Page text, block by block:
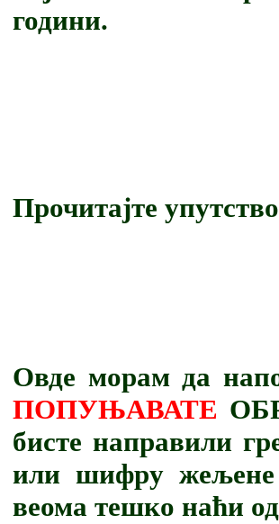
години.
Прочитајте
Овде морам да
ПОПУЊАВАТЕ
бисте направили
или шифру жељене
веома тешко наћи